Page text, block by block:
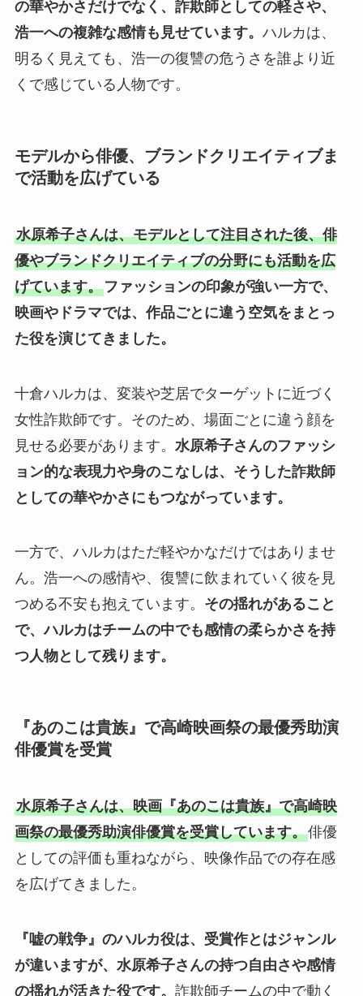
の華やかさだけでなく、詐欺師としての軽さや、
浩一への複雑な感情も見せています。 ハルカは、
明るく見えても、浩一の復讐の危うさを誰より近
くで感じている人物です。
モデルから俳優、ブランドクリエイティブま
で活動を広げている
水原希子さんは、モデルとして注目された後、俳
優やブランドクリエイティブの分野にも活動を広
げています。ファッションの印象が強い一方で、
映画やドラマでは、作品ごとに違う空気をまとっ
た役を演じてきました。
十倉ハルカは、変装や芝居でターゲットに近づく
女性詐欺師です。そのため、場面ごとに違う顔を
見せる必要があります。 水原希子さんのファッシ
ョン的な表現力や身のこなしは、そうした詐欺師
としての華やかさにもつながっています。
一方で、ハルカはただ軽やかなだけではありませ
ん。浩一への感情や、復讐に飲まれていく彼を見
つめる不安も抱えています。 その揺れがあること
で、ハルカはチームの中でも感情の柔らかさを持
つ人物として残ります。
『あのこは貴族』で高崎映画祭の最優秀助演
俳優賞を受賞
水原希子さんは、映画『あのこは貴族』で高崎映
画祭の最優秀助演俳優賞を受賞しています。俳優
としての評価も重ねながら、映像作品での存在感
を広げてきました。
『嘘の戦争』のハルカ役は、受賞作とはジャンル
が違いますが、水原希子さんの持つ自由さや感情
の揺れが活きた役です。 詐欺師チームの中で動く